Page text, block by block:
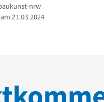
nrw
21.03.2024